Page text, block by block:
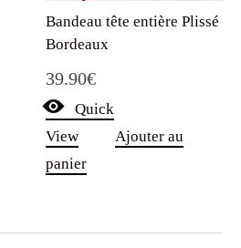
Bandeau tête entière Plissé
Bordeaux
39.90€
Quick
View
Ajouter au
panier